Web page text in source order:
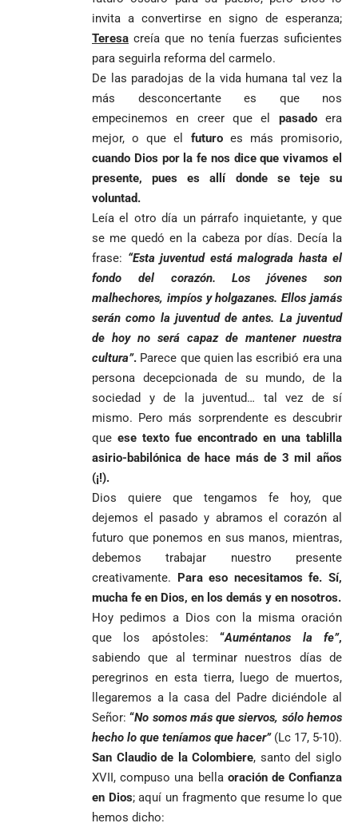
invita a convertirse en signo de esperanza;
Teresa creía que no tenía fuerzas suficientes
para seguirla reforma del carmelo.
De las paradojas de la vida humana tal vez la
más desconcertante es que nos
empecinemos en creer que el pasadoera
mejor, o que el futuro es más promisorio,
cuando Dios por la fe nos dice que vivamos el
presente, pues es allí donde se teje su
voluntad.
Leía el otro día un párrafo inquietante, y que
se me quedó en la cabeza por días. Decía la
frase: “Esta juventud está malograda hasta el
fondo del corazón. Los jóvenes son
malhechores, impíos y holgazanes. Ellos jamás
serán como la juventud de antes. La juventud
de hoy no será capaz de mantener nuestra
cultura”. Parece que quien las escribió era una
persona decepcionada de su mundo, de la
sociedad y de la juventud… tal vez de sí
mismo. Pero más sorprendente es descubrir
que ese texto fue encontrado en una tablilla
asirio-babilónica de hace más de 3 mil años
(¡!).
Dios quiere que tengamos fe hoy, que
dejemos el pasado y abramos el corazón al
futuro que ponemos en sus manos, mientras,
debemos trabajar nuestro presente
creativamente. Para eso necesitamos fe. Sí,
mucha fe en Dios, en los demás y en nosotros.
Hoy pedimos a Dios con la misma oración
que los apóstoles:“Auméntanos la fe”,
sabiendo que al terminar nuestros días de
peregrinos en esta tierra, luego de muertos,
llegaremos a la casa del Padre diciéndole al
Señor:“No somos más que siervos, sólo hemos
hecho lo que teníamos que hacer” (Lc 17, 5-10).
San Claudio de la Colombiere, santo del siglo
XVII, compuso una bella oración de Confianza
en Dios; aquí un fragmento que resume lo que
hemos dicho: